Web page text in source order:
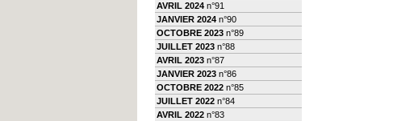
AVRIL 2024 n°91
JANVIER 2024 n°90
OCTOBRE 2023 n°89
JUILLET 2023 n°88
AVRIL 2023 n°87
JANVIER 2023 n°86
OCTOBRE 2022 n°85
JUILLET 2022 n°84
AVRIL 2022 n°83